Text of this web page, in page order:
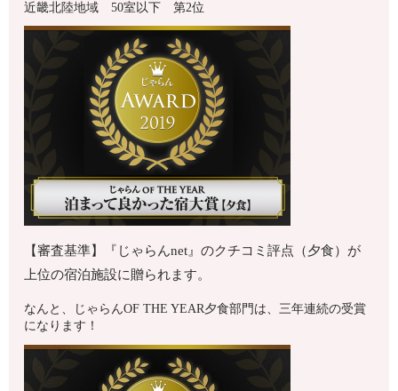
近畿北陸地域 50室以下 第2位
【審査基準】『じゃらんnet』のクチコミ評点（夕食）が
上位の宿泊施設に贈られます。
なんと、じゃらんOF THE YEAR夕食部門は、三年連続の受賞
になります！